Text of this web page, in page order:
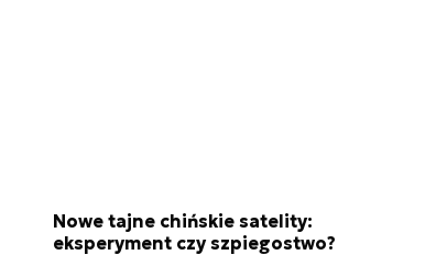
Nowe tajne chińskie satelity:
eksperyment czy szpiegostwo?